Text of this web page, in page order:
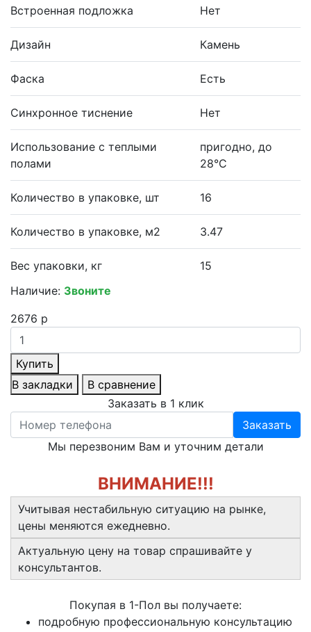
Встроенная подложка Нет
Дизайн Камень
Фаска Есть
Синхронное тиснение Нет
Использование с теплыми
полами
пригодно, до
28°С
Количество в упаковке, шт 16
Количество в упаковке, м2 3.47
Вес упаковки, кг
15
Наличие: Звоните
2676 р
Купить
В закладки
В сравнение
Заказать в 1 клик
Заказать
Мы перезвоним Вам и уточним детали
ВНИМАНИЕ!!!
Учитывая нестабильную ситуацию на рынке,
цены меняются ежедневно.
Актуальную цену на товар спрашивайте у
консультантов.
Покупая в 1-Пол вы получаете:
подробную профессиональную консультацию